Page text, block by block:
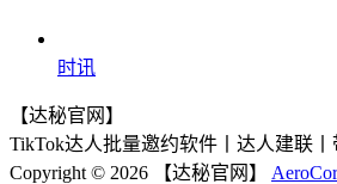
时讯
【达秘官网】
TikTok达人批量邀约软件丨达人建联
Copyright © 2026 【达秘官网】